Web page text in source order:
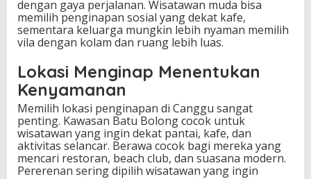
dengan gaya perjalanan. Wisatawan muda bisa
memilih penginapan sosial yang dekat kafe,
sementara keluarga mungkin lebih nyaman memilih
vila dengan kolam dan ruang lebih luas.
Lokasi Menginap Menentukan
Kenyamanan
Memilih lokasi penginapan di Canggu sangat
penting. Kawasan Batu Bolong cocok untuk
wisatawan yang ingin dekat pantai, kafe, dan
aktivitas selancar. Berawa cocok bagi mereka yang
mencari restoran, beach club, dan suasana modern.
Pererenan sering dipilih wisatawan yang ingin